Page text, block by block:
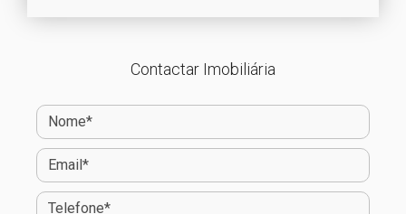
Contactar Imobiliária